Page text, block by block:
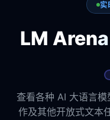
实
LM
查看各种 AI 大语言
作及其他开放式文本